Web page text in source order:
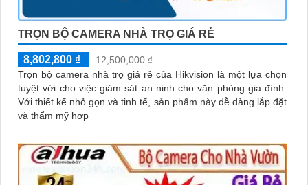
TRỌN BỘ CAMERA NHÀ TRỌ GIÁ RẺ
8,802,800 ₫
12,500,000 ₫
Trọn bộ camera nhà trọ giá rẻ của Hikvision là một lựa chọn
tuyệt vời cho việc giám sát an ninh cho văn phòng gia đình.
Với thiết kế nhỏ gọn và tinh tế, sản phẩm này dễ dàng lắp đặt
và thẩm mỹ hợp